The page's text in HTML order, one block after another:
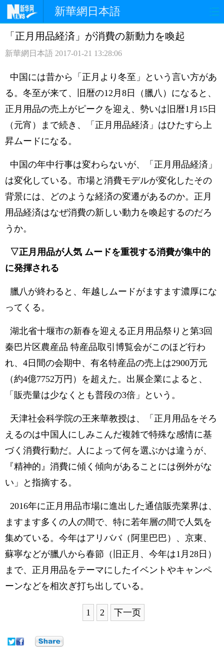
新華網日本語
ホームページ 政治 経済
観光 評論 写真
中日対訳
「正月用品経済」が消費の新動力を喚起
新華網日本語 2017-01-21 13:28:06
中国には昔から「正月より冬至」という言い方があ
る。冬至が来て、旧暦の12月8日（臘八）になると、
正月用品の売上がピークを迎え、勢いは旧暦1月15日
（元宵）まで続き、「正月用品経済」はひたすら上
昇ムードになる。
中国の年中行事は変わらないが、「正月用品経済」
は変化している。市場と消費モデルが変化したその
背景には、どのような経済の変遷があるのか。正月
用品経済はなぜ消費の新しい動力を喚起するのだろ
うか。
▽正月用品が人気 ムードを重視する消費が集中的
に発揮される
臘八が終わると、年越しムードがますます濃厚にな
ってくる。
湖北省十堰市の新春を迎える正月用品祭りと第3回
秦巴片区農産品 特産品取引博覧会がこのほど行わ
れ、4日間の会期中、有名特産品の売上は2900万元
（約4億7752万円）を超えた。出展企業によると、
「販売量は少なくとも普段の3倍」という。
天津社会科学院の王来華教授は、「正月用品をそろ
えるのは中国人にしみこんだ複雑で特殊な感情に基
づく消費行動だ。人によって何を選ぶかは違うが、
『精神的』消費に傾く傾向があることには例外がな
い」と指摘する。
2016年に正月用品市場に進出した通信販売業界は、
ますます多くの人の間で、特に若年層の間で人気を
集めている。今年はアリババ（阿里巴巴）、京東、
蘇寧などが臘八から春節（旧正月、今年は1月28日）
まで、正月用品をテーマにしたイベントやキャンペ
ーンなどを相次ぎ打ち出している。
1 2 下一页